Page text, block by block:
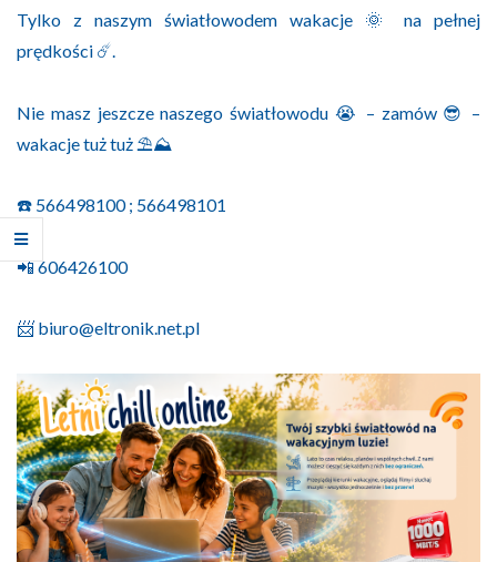
Tylko z naszym światłowodem wakacje 🌞 na pełnej
prędkości ☄️.
Nie masz jeszcze naszego światłowodu 😭 – zamów 😎 –
wakacje tuż tuż ⛱️⛰️
☎️ 566498100 ; 566498101
📲 606426100
📨 biuro@eltronik.net.pl